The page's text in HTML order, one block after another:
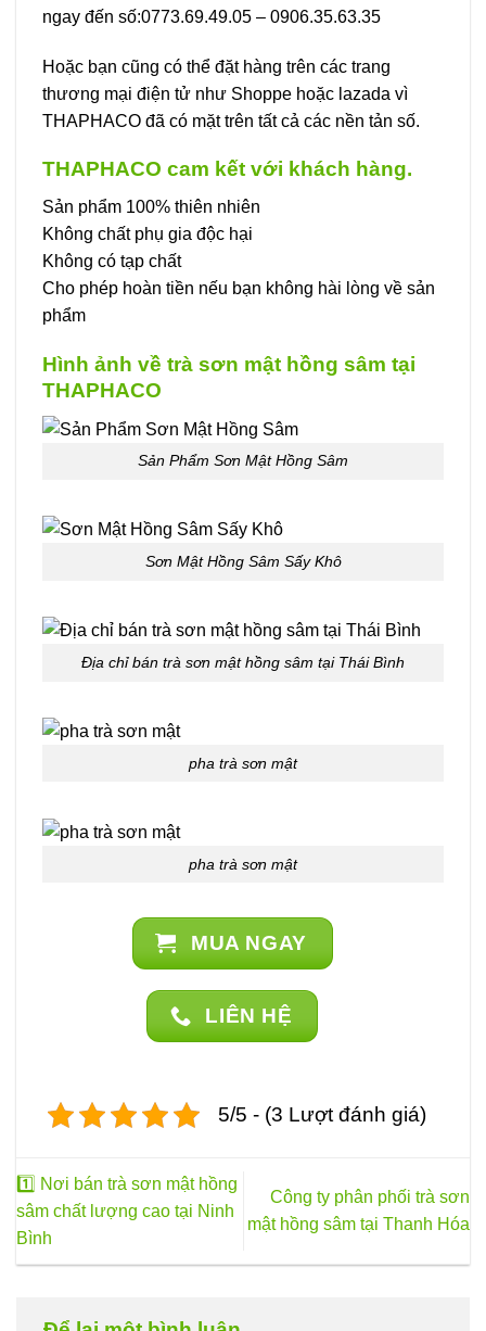
ngay đến số:0773.69.49.05 – 0906.35.63.35
Hoặc bạn cũng có thể đặt hàng trên các trang
thương mại điện tử như Shoppe hoặc lazada vì
THAPHACO đã có mặt trên tất cả các nền tản số.
THAPHACO cam kết với khách hàng.
Sản phẩm 100% thiên nhiên
Không chất phụ gia độc hại
Không có tạp chất
Cho phép hoàn tiền nếu bạn không hài lòng về sản
phẩm
Hình ảnh về trà sơn mật hồng sâm tại
THAPHACO
Sản Phẩm Sơn Mật Hồng Sâm
Sơn Mật Hồng Sâm Sấy Khô
Địa chỉ bán trà sơn mật hồng sâm tại Thái Bình
pha trà sơn mật
pha trà sơn mật
MUA NGAY
LIÊN HỆ
5/5 - (3 Lượt đánh giá)
1️⃣ Nơi bán trà sơn mật hồng
sâm chất lượng cao tại Ninh
Bình
Công ty phân phối trà sơn
mật hồng sâm tại Thanh Hóa